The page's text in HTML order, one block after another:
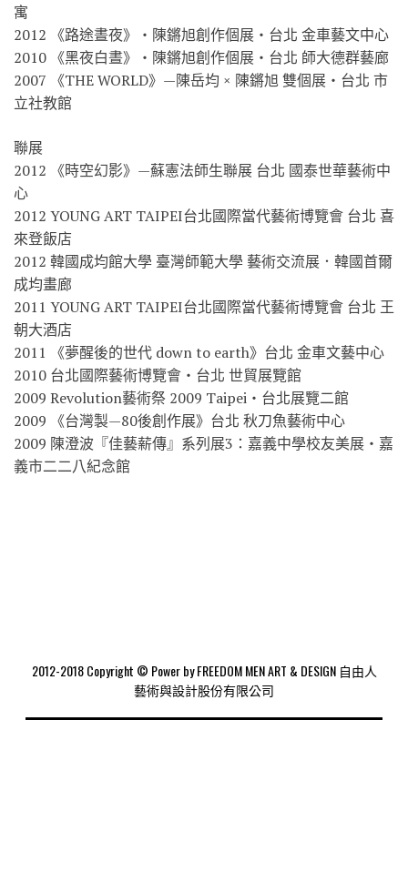
寓
2012 《路途晝夜》‧陳鏘旭創作個展‧台北 金車藝文中心
2010 《黑夜白晝》‧陳鏘旭創作個展‧台北 師大德群藝廊
2007 《THE WORLD》—陳岳均 × 陳鏘旭 雙個展‧台北 市
立社教館
聯展
2012 《時空幻影》—蘇憲法師生聯展 台北 國泰世華藝術中
心
2012 YOUNG ART TAIPEI台北國際當代藝術博覽會 台北 喜
來登飯店
2012 韓國成均館大學 臺灣師範大學 藝術交流展．韓國首爾
成均畫廊
2011 YOUNG ART TAIPEI台北國際當代藝術博覽會 台北 王
朝大酒店
2011 《夢醒後的世代 down to earth》台北 金車文藝中心
2010 台北國際藝術博覽會‧台北 世貿展覽館
2009 Revolution藝術祭 2009 Taipei‧台北展覽二館
2009 《台灣製—80後創作展》台北 秋刀魚藝術中心
2009 陳澄波『佳藝薪傳』系列展3：嘉義中學校友美展‧嘉
義市二二八紀念館
2012-2018 Copyright © Power by FREEDOM MEN ART & DESIGN 自由人
藝術與設計股份有限公司